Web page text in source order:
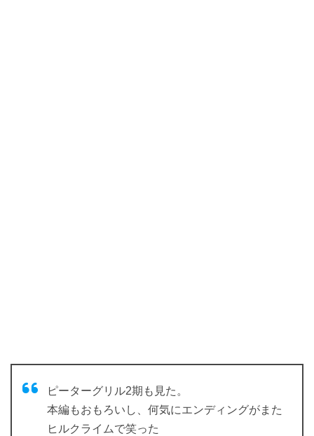
ピーターグリル2期も見た。
本編もおもろいし、何気にエンディングがまた
ヒルクライムで笑った